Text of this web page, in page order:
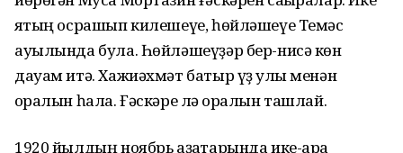
яҡтың осрашып килешеүе, һөйләшеүе Темәс
ауылында була. Һөйләшеүҙәр бер-нисә көн
дауам итә. Хажиәхмәт батыр үҙ ҡулы менән
ҡоралын һала. Ғәскәре лә ҡоралын ташлай.
1920 йылдың ноябрь аҙаҡтарында ике-ара